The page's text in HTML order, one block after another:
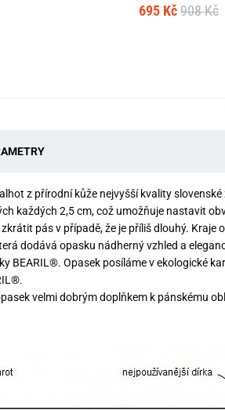
695 Kč 908 Kč
z přírodní kůže nejvyšší kvality
každých 2,5 cm, což umožňuje nastavit
pás v případě, že je příliš dlouhý. Kraje
dodává opasku nádherný vzhled a
BEARIL®. Opasek posíláme v ekologické
velmi dobrým doplňkem k pánskému